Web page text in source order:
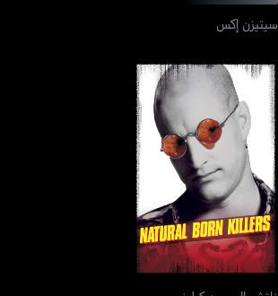
سيتيزن إكس
ناتشورال بورن كيلرز